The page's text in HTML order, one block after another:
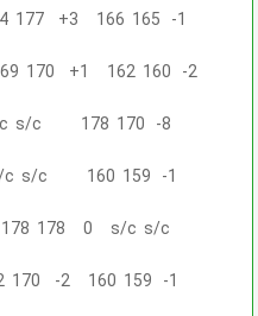
177 +3 166 165 -1
170 +1 162 160 -2
s/c 178 170 -8
c s/c 160 159 -1
178 0 s/c s/c
-2 160 159 -1